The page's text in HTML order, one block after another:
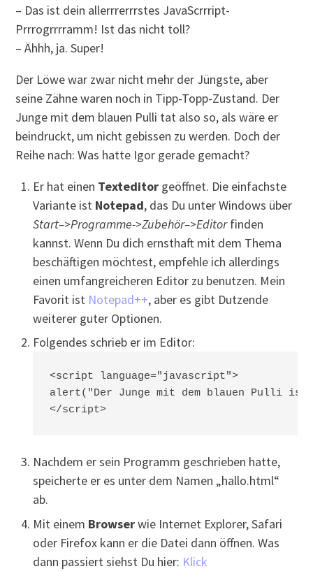
– Das ist dein allerrrerrrstes JavaScrrript-
Prrrogrrrramm! Ist das nicht toll?
– Ähhh, ja. Super!
Der Löwe war zwar nicht mehr der Jüngste, aber
seine Zähne waren noch in Tipp-Topp-Zustand. Der
Junge mit dem blauen Pulli tat also so, als wäre er
beindruckt, um nicht gebissen zu werden. Doch der
Reihe nach: Was hatte Igor gerade gemacht?
Er hat einen Texteditor geöffnet. Die einfachste
Variante ist Notepad, das Du unter Windows über
Start–>Programme->Zubehör–>Editorfinden
kannst. Wenn Du dich ernsthaft mit dem Thema
beschäftigen möchtest, empfehle ich allerdings
einen umfangreicheren Editor zu benutzen. Mein
Favorit ist Notepad++, aber es gibt Dutzende
weiterer guter Optionen.
Folgendes schrieb er im Editor:
<script language="javascript">
alert("Der Junge mit dem blauen Pulli
Nachdem er sein Programm geschrieben hatte,
speicherte er es unter dem Namen „hallo.html“
ab.
Mit einem Browserwie Internet Explorer, Safari
oder Firefox kann er die Datei dann öffnen. Was
dann passiert siehst Du hier: Klick